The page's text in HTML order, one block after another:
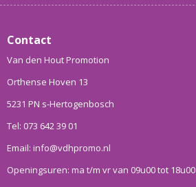
Contact
Van den Hout Promotion
Orthense Hoven 13
5231 PN s-Hertogenbosch
Tel: 073 642 39 01
Email: info@vdhpromo.nl
Openingsuren: ma t/m vr van 09u00 tot 18u00